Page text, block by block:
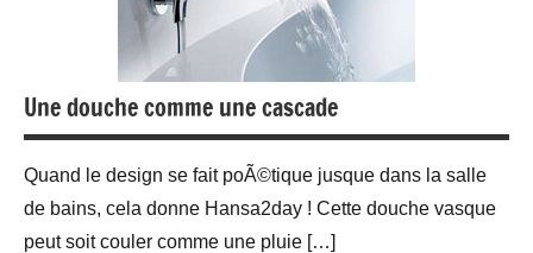
Une douche comme une cascade
Quand le design se fait poÃ©tique jusque dans la salle
de bains, cela donne Hansa2day ! Cette douche vasque
peut soit couler comme une pluie […]